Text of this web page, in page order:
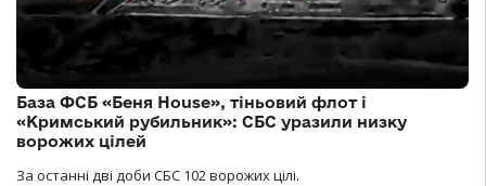
База ФСБ «Беня House», тіньовий флот і
«Кримський рубильник»: СБС уразили низку
ворожих цілей
За останні дві доби СБС 102 ворожих цілі.